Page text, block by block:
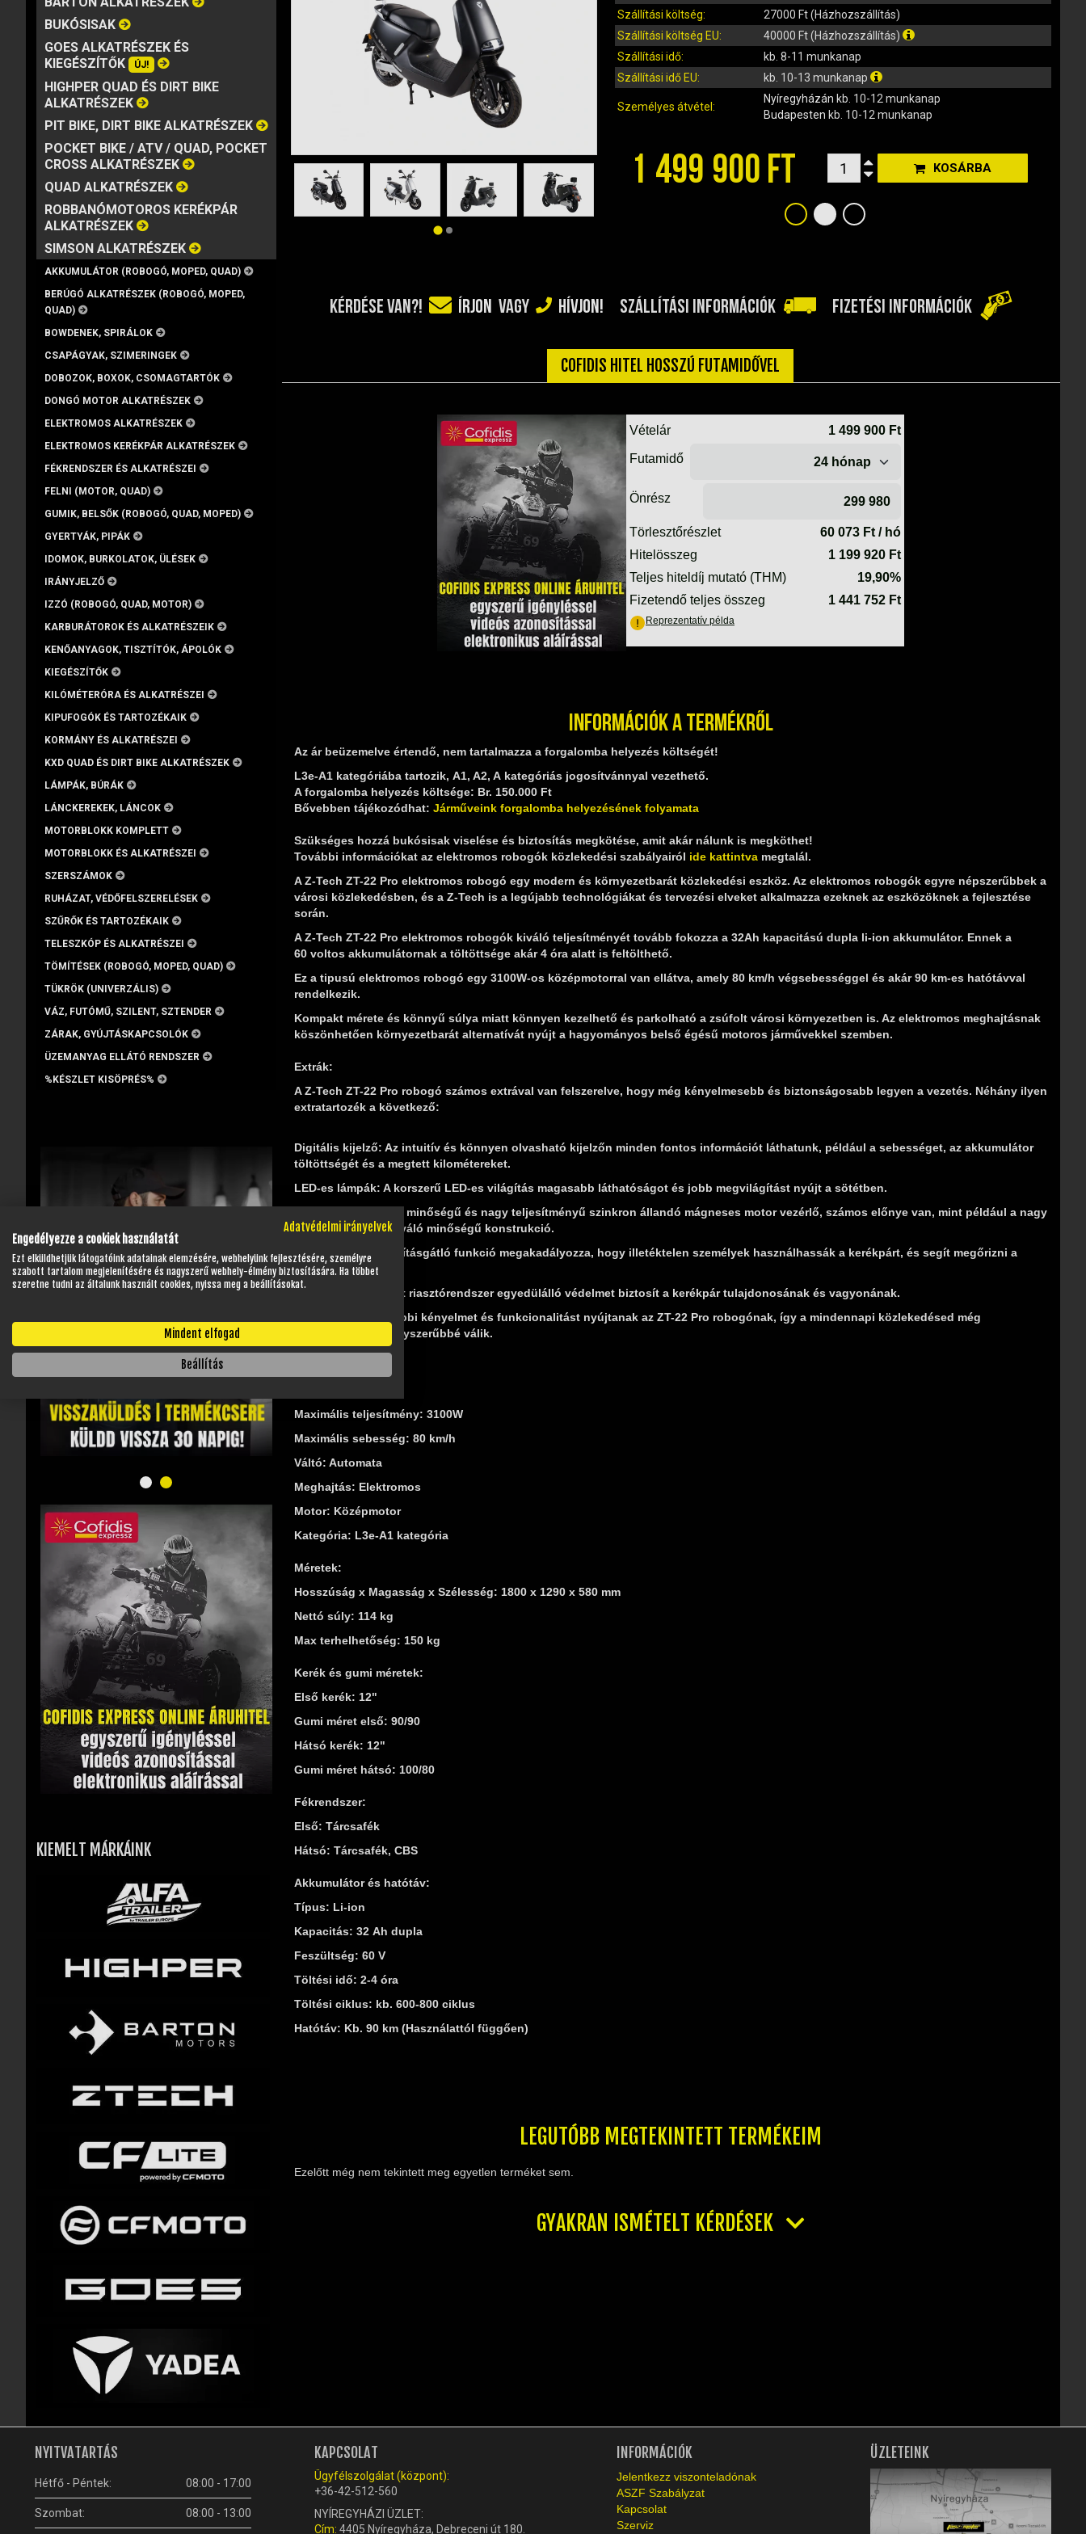
MÁRKA VISZKOZITÁS
BUKÓSISAK
GOES ALKATRÉSZEK ÉS
KIEGÉSZÍTŐK
ÚJ!
HIGHPER QUAD ÉS DIRT BIKE
ALKATRÉSZEK
PIT BIKE, DIRT BIKE ALKATRÉSZEK
POCKET BIKE / ATV / QUAD, POCKET
CROSS ALKATRÉSZEK
QUAD ALKATRÉSZEK
ROBBANÓMOTOROS KERÉKPÁR
ALKATRÉSZEK
SIMSON ALKATRÉSZEK
AKKUMULÁTOR (ROBOGÓ, MOPED, QUAD)
BERÚGÓ ALKATRÉSZEK (ROBOGÓ, MOPED,
QUAD)
BOWDENEK, SPIRÁLOK
CSAPÁGYAK, SZIMERINGEK
DOBOZOK, BOXOK, CSOMAGTARTÓK
DONGÓ MOTOR ALKATRÉSZEK
ELEKTROMOS ALKATRÉSZEK
ELEKTROMOS KERÉKPÁR ALKATRÉSZEK
FÉKRENDSZER ÉS ALKATRÉSZEI
FELNI (MOTOR, QUAD)
GUMIK, BELSŐK (ROBOGÓ, QUAD, MOPED)
GYERTYÁK, PIPÁK
IDOMOK, BURKOLATOK, ÜLÉSEK
IRÁNYJELZŐ
IZZÓ (ROBOGÓ, QUAD, MOTOR)
KARBURÁTOROK ÉS ALKATRÉSZEIK
KENŐANYAGOK, TISZTÍTÓK, ÁPOLÓK
KIEGÉSZÍTŐK
KILÓMÉTERÓRA ÉS ALKATRÉSZEI
KIPUFOGÓK ÉS TARTOZÉKAIK
KORMÁNY ÉS ALKATRÉSZEI
KXD QUAD ÉS DIRT BIKE ALKATRÉSZEK
LÁMPÁK, BÚRÁK
LÁNCKEREKEK, LÁNCOK
MOTORBLOKK KOMPLETT
MOTORBLOKK ÉS ALKATRÉSZEI
SZERSZÁMOK
RUHÁZAT, VÉDŐFELSZERELÉSEK
SZŰRŐK ÉS TARTOZÉKAIK
TELESZKÓP ÉS ALKATRÉSZEI
TÖMÍTÉSEK (ROBOGÓ, MOPED, QUAD)
TÜKRÖK (UNIVERZÁLIS)
VÁZ, FUTÓMŰ, SZILENT, SZTENDER
ZÁRAK, GYÚJTÁSKAPCSOLÓK
ÜZEMANYAG ELLÁTÓ RENDSZER
%KÉSZLET KISÖPRÉS%
KIEMELT MÁRKÁINK
Szállítási költség:
27000 Ft (Házhozszállítás)
Szállítási költség EU:
40000 Ft (Házhozszállítás)
Szállítási idő:
kb. 8-11 munkanap
Szállítási idő EU:
kb. 10-13 munkanap
Személyes átvétel:
Nyíregyházán kb. 10-12 munkanap
Budapesten kb. 10-12 munkanap
1 499 900 FT KOSÁRBA
KÉRDÉSE VAN?! ÍRJON VAGY HÍVJON! SZÁLLÍTÁSI INFORMÁCIÓK FIZETÉSI INFORMÁCIÓK
COFIDIS HITEL HOSSZÚ FUTAMIDŐVEL
Információk a termékről
Az ár beüzemelve értendő, nem tartalmazza a forgalomba helyezés költségét!
L3e-A1 kategóriába tartozik, A1, A2, A kategóriás jogosítvánnyal vezethető.
A forgalomba helyezés költsége: Br. 150.000 Ft
Bővebben tájékozódhat: Járműveink forgalomba helyezésének folyamata
Szükséges hozzá bukósisak viselése és biztosítás megkötése, amit akár nálunk is megköthet!
További információkat az elektromos robogók közlekedési szabályairól ide kattintvamegtalál.
A Z-Tech ZT-22 Pro elektromos robogó egy modern és környezetbarát közlekedési eszköz. Az elektromos robogók egyre népszerűbbek a
városi közlekedésben, és a Z-Tech is a legújabb technológiákat és tervezési elveket alkalmazza ezeknek az eszközöknek a fejlesztése
során.
A Z-Tech ZT-22 Pro elektromos robogók kiváló teljesítményét tovább fokozza a 32Ah kapacitású dupla li-ion akkumulátor. Ennek a
60 voltos akkumulátornak a töltöttsége akár 4 óra alatt is feltölthető.
Ez a tipusú elektromos robogó egy 3100W-os középmotorral van ellátva, amely 80 km/h végsebességgel és akár 90 km-es hatótávval
rendelkezik.
Kompakt mérete és könnyű súlya miatt könnyen kezelhető és parkolható a zsúfolt városi környezetben is. Az elektromos meghajtásnak
köszönhetően környezetbarát alternatívát nyújt a hagyományos belső égésű motoros járművekkel szemben.
Extrák:
A Z-Tech ZT-22 Pro robogó számos extrával van felszerelve, hogy még kényelmesebb és biztonságosabb legyen a vezetés. Néhány ilyen
extratartozék a következő:
Digitális kijelző: Az intuitív és könnyen olvasható kijelzőn minden fontos információt láthatunk, például a sebességet, az akkumulátor
töltöttségét és a megtett kilométereket.
LED-es lámpák: A korszerű LED-es világítás magasabb láthatóságot és jobb megvilágítást nyújt a sötétben.
Kiváló minőségű és nagy teljesítményű szinkron állandó mágneses motor vezérlő, számos előnye van, mint például a nagy
teljesítmény és a kiváló minőségű konstrukció.
Indításgátló:
Az indításgátló funkció megakadályozza, hogy illetéktelen személyek használhassák a kerékpárt, és segít megőrizni a
tulajdonos birtokát.
Az integrált riasztórendszer egyedülálló védelmet biztosít a kerékpár tulajdonosának és vagyonának.
Ezek az extrák további kényelmet és funkcionalitást nyújtanak az ZT-22 Pro robogónak, így a mindennapi közlekedésed még
kellemesebbé és egyszerűbbé válik.
Maximális teljesítmény: 3100W
Maximális sebesség: 80 km/h
Váltó: Automata
Meghajtás: Elektromos
Motor: Középmotor
Kategória: L3e-A1 kategória
Méretek:
Hosszúság x Magasság x Szélesség: 1800 x 1290 x 580 mm
Nettó súly: 114 kg
Max terhelhetőség: 150 kg
Kerék és gumi méretek:
Első kerék: 12"
Gumi méret első: 90/90
Hátsó kerék: 12"
Gumi méret hátsó: 100/80
Fékrendszer:
Első: Tárcsafék
Hátsó: Tárcsafék, CBS
Akkumulátor és hatótáv:
Típus: Li-ion
Kapacitás: 32 Ah dupla
Feszültség: 60 V
Töltési idő: 2-4 óra
Töltési ciklus: kb. 600-800 ciklus
Hatótáv: Kb. 90 km (Használattól függően)
LEGUTÓBB MEGTEKINTETT TERMÉKEIM
Ezelőtt még nem tekintett meg egyetlen terméket sem.
GYAKRAN ISMÉTELT KÉRDÉSEK
Adatvédelmi irányelvek
Engedélyezze a cookiek használatát
Ezt elküldhetjük látogatóink adatainak elemzésére, webhelyünk fejlesztésére, személyre
szabott tartalom megjelenítésére és nagyszerű webhely-élmény biztosítására. Ha többet
szeretne tudni az általunk használt cookies, nyissa meg a beállításokat.
Mindent elfogad
Beállítás
NYITVATARTÁS
Hétfő - Péntek: 08:00 - 17:00
Szombat: 08:00 - 13:00
KAPCSOLAT
Ügyfélszolgálat (központ):
+36-42-512-560
NYÍREGYHÁZI ÜZLET:
Cím: 4405 Nyíregyháza, Debreceni út 180.
INFORMÁCIÓK
Jelentkezz viszonteladónak
ASZF Szabályzat
Kapcsolat
Szerviz
ÜZLETEINK